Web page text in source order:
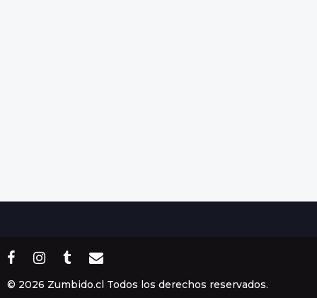
© 2026 Zumbido.cl Todos los derechos reservados.